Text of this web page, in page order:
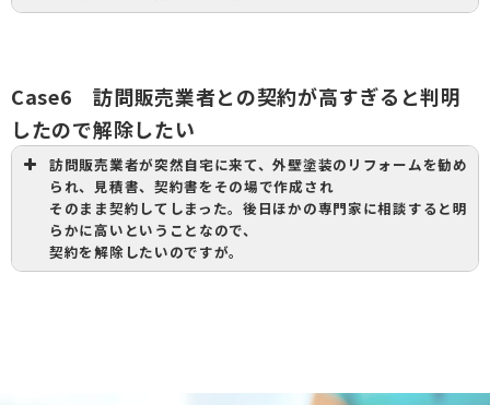
Case6 訪問販売業者との契約が高すぎると判明
したので解除したい
訪問販売業者が突然自宅に来て、外壁塗装のリフォームを勧め
られ、見積書、契約書をその場で作成され
そのまま契約してしまった。後日ほかの専門家に相談すると明
らかに高いということなので、
契約を解除したいのですが。